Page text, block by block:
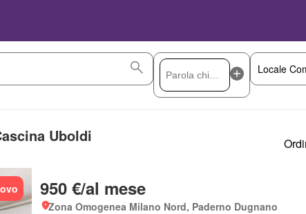
Uboldi
950 €/al mese
Zona Omogenea Milano Nord, Paderno Dugnano